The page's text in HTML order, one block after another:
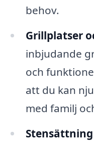
behov.
Grillplatser
inbjudande
och
att du kan
med familj